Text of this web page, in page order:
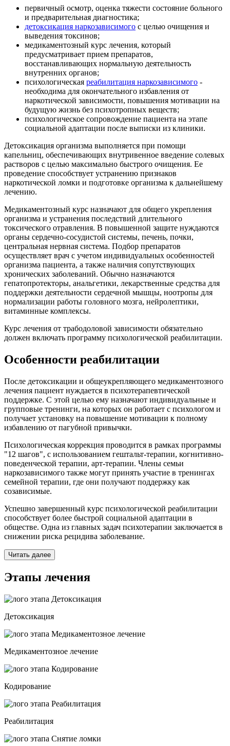
первичный осмотр, оценка тяжести состояние больного
и предварительная диагностика;
детоксикация наркозависимого с целью очищения и
выведения токсинов;
медикаментозный курс лечения, который
предусматривает прием препаратов,
восстанавливающих нормальную деятельность
внутренних органов;
психологическая реабилитация наркозависимого -
необходима для окончательного избавления от
наркотической зависимости, повышения мотивации на
будущую жизнь без психотропных веществ;
психологическое сопровождение пациента на этапе
социальной адаптации после выписки из клиники.
Детоксикация организма выполняется при помощи
капельниц, обеспечивающих внутривенное введение солевых
растворов с целью максимально быстрого очищения. Ее
проведение способствует устранению признаков
наркотической ломки и подготовке организма к дальнейшему
лечению.
Медикаментозный курс назначают для общего укрепления
организма и устранения последствий длительного
токсического отравления. В повышенной защите нуждаются
органы сердечно-сосудистой системы, печень, почки,
центральная нервная система. Подбор препаратов
осуществляет врач с учетом индивидуальных особенностей
организма пациента, а также наличия сопутствующих
хронических заболеваний. Обычно назначаются
гепатопротекторы, анальгетики, лекарственные средства для
поддержки деятельности сердечной мышцы, ноотропы для
нормализации работы головного мозга, нейролептики,
витаминные комплексы.
Курс лечения от трабодоловой зависимости обязательно
должен включать программу психологической реабилитации.
Особенности реабилитации
После детоксикации и общеукрепляющего медикаментозного
лечения пациент нуждается в психотерапевтической
поддержке. С этой целью ему назначают индивидуальные и
групповые тренинги, на которых он работает с психологом и
получает установку на повышение мотивации к полному
избавлению от пагубной привычки.
Психологическая коррекция проводится в рамках программы
"12 шагов", с использованием гештальт-терапии, когнитивно-
поведенческой терапии, арт-терапии. Члены семьи
наркозависимого также могут принять участие в тренингах
семейной терапии, где они получают поддержку как
созависимые.
Успешно завершенный курс психологической реабилитации
способствует более быстрой социальной адаптации в
обществе. Одна из главных задач психотерапии заключается в
снижении риска рецидива заболевание.
Читать далее
Этапы лечения
Детоксикация
Медикаментозное лечение
Кодирование
Реабилитация